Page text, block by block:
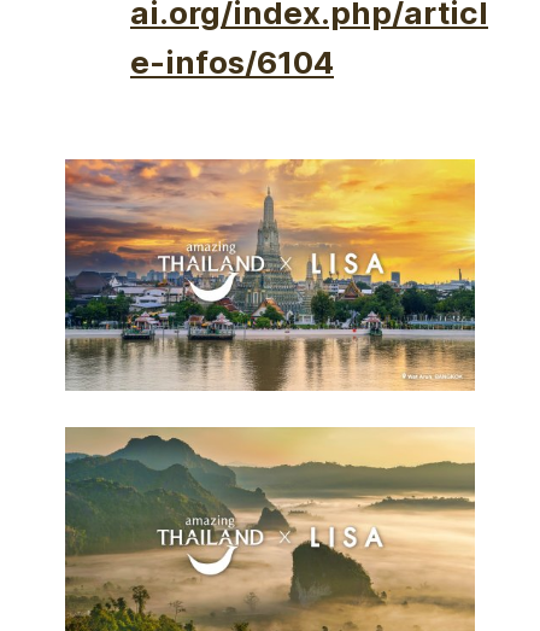
ai.org/index.php/articl
e-infos/6104